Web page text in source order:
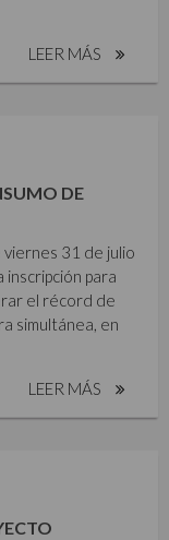
LEER MÁS
DE
31 de julio
inscripción para
el récord de
simultánea, en
LEER MÁS